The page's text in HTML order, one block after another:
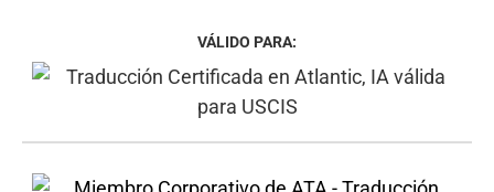
VÁLIDO PARA: